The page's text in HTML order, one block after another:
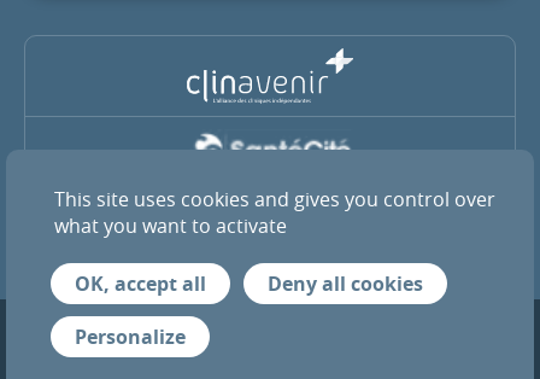
La Clinique Pasteur est membre du groupe coopératif SantéCité
et de l’alliance ClinAvenir
© 2026 Tous droits réservés — Clinique Pasteur de Toulouse
Mentions légales
This site uses cookies and gives you control over
what you want to activate
OK, accept all
Deny all cookies
Personalize